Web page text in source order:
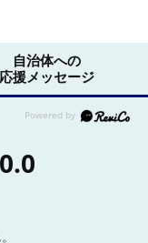
自治体への
応援メッセージ
0.0